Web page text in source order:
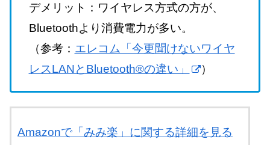
デメリット：ワイヤレス方式の方が、
Bluetoothより消費電力が多い。
（参考： エレコム「今更聞けないワイヤ
レスLANとBluetooth®の違い」
）
Amazonで「みみ楽」に関する詳細を見る